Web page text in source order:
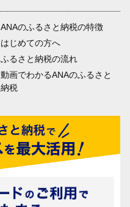
ANAのふるさと納税の特徴
はじめての方へ
ふるさと納税の流れ
動画でわかるANAのふるさと
納税